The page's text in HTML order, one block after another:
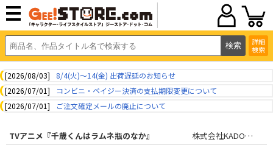
詳細
検索
[2026/08/03]
8/4(火)～14(金) 出荷遅延のお知らせ
[2026/07/01]
コンビニ・ペイジー決済の支払期限変更について
[2026/07/01]
ご注文確定メールの廃止について
TVアニメ『千歳くんはラムネ瓶のなか』 株式会社KADOKAWA